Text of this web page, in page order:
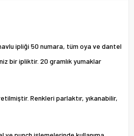
ipliği 50 numara, tüm oya ve dantel
bir ipliktir. 20 gramlık yumaklar
Renkleri parlaktır, yıkanabilir,